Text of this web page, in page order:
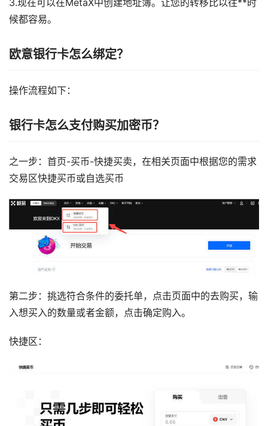
3.现在可以在MetaX中创建地址簿。让您的转移比以往**时
候都容易。
欧意银行卡怎么绑定？
操作流程如下：
银行卡怎么支付购买加密币？
之一步：首页-买币-快捷买卖，在相关页面中根据您的需求
交易区快捷买币或自选买币
第二步：挑选符合条件的委托单，点击页面中的去购买，输
入想买入的数量或者金额，点击确定购入。
快捷区：